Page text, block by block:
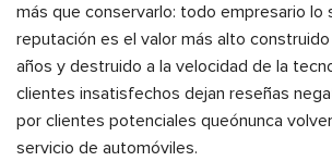
más que conservarlo: todo empresario lo
reputación es el valor más alto
años y destruido a la velocidad de la
clientes insatisfechos dejan reseñas
por clientes potenciales queónunca
servicio de automóviles.